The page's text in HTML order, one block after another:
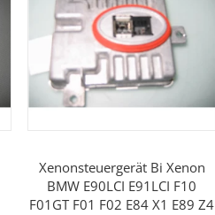
Xenonsteuergerät Bi Xenon
BMW E90LCI E91LCI F10
F01GT F01 F02 E84 X1 E89 Z4